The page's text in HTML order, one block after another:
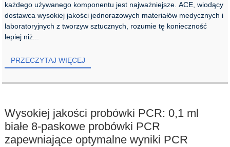
każdego używanego komponentu jest najważniejsze. ACE, wiodący
dostawca wysokiej jakości jednorazowych materiałów medycznych i
laboratoryjnych z tworzyw sztucznych, rozumie tę konieczność
lepiej niż...
PRZECZYTAJ WIĘCEJ
Wysokiej jakości probówki PCR: 0,1 ml
białe 8-paskowe probówki PCR
zapewniające optymalne wyniki PCR